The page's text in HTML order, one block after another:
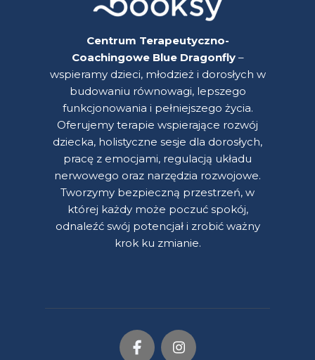
Centrum Terapeutyczno-
Coachingowe Blue Dragonfly–
wspieramy dzieci, młodzież i dorosłych w
budowaniu równowagi, lepszego
funkcjonowania i pełniejszego życia.
Oferujemy terapie wspierające rozwój
dziecka, holistyczne sesje dla dorosłych,
pracę z emocjami, regulacją układu
nerwowego oraz narzędzia rozwojowe.
Tworzymy bezpieczną przestrzeń, w
której każdy może poczuć spokój,
odnaleźć swój potencjał i zrobić ważny
krok ku zmianie.